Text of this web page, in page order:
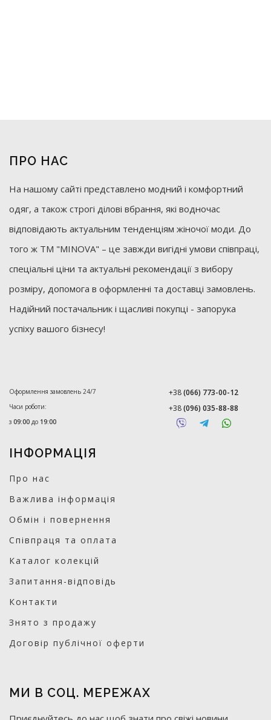
ПРО НАС
На нашому сайті представлено модний і комфортний
одяг, а також строгі ділові вбрання, які водночас
відповідають актуальним тенденціям жіночої моди. До
того ж ТМ "MINOVA" – це завжди вигідні умови співпраці,
спеціальні ціни та актуальні рекомендації з вибору
розміру, допомога в оформленні та доставці замовлень.
Надійний постачальник і щасливі покупці - запорука
успіху вашого бізнесу!
Оформлення замовлень 24/7
Часи роботи:
з 09:00 до 19:00
+38(066) 773-00-12
+38(096) 035-88-88
ІНФОРМАЦІЯ
Про нас
Важлива інформація
Обмін і повернення
Співпраця та оплата
Каталог колекцій
Запитання-відповідь
Контакти
Знято з продажу
Договір публічної оферти
МИ В СОЦ. МЕРЕЖАХ